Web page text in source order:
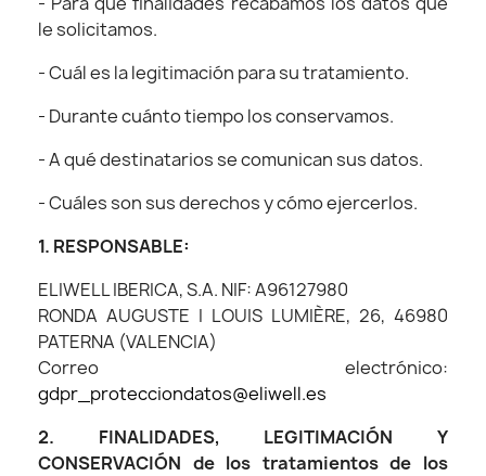
le solicitamos.
- Cuál es la legitimación para su tratamiento.
- Durante cuánto tiempo los conservamos.
- A qué destinatarios se comunican sus datos.
- Cuáles son sus derechos y cómo ejercerlos.
1. RESPONSABLE:
ELIWELL IBERICA, S.A. NIF: A96127980
RONDA AUGUSTE I LOUIS LUMIÈRE, 26, 46980
PATERNA (VALENCIA)
Correo electrónico:
gdpr_protecciondatos@eliwell.es
2. FINALIDADES, LEGITIMACIÓN Y
CONSERVACIÓN de los tratamientos de los